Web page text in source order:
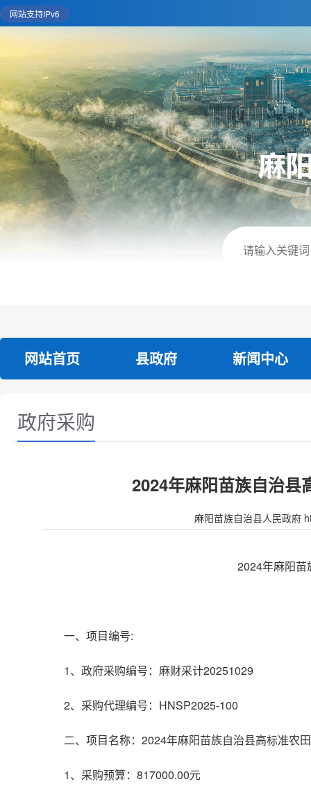
网站支持IPv6
网站首页 县政府 新闻中心
政府采购
2024年麻阳苗族自治县
麻阳苗族自治县人民政府
2024年麻阳苗
一、项目编号:
1、政府采购编号：麻财采计20251029
2、采购代理编号：HNSP2025-100
二、项目名称：2024年麻阳苗族自治县高标准农
1、采购预算：817000.00元